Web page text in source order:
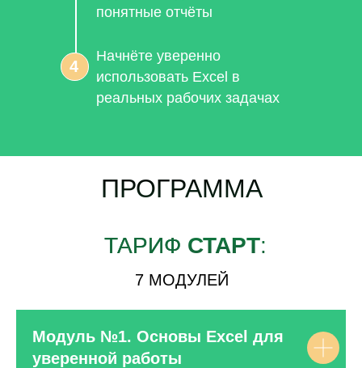
понятные отчёты
Начнёте уверенно
использовать Excel в
реальных рабочих задачах
4
ПРОГРАММА
ТАРИФ СТАРТ:
7 МОДУЛЕЙ
Модуль №1. Основы Excel для
уверенной работы